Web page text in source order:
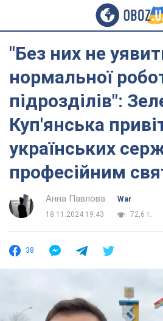
"Без них не
нормальної
підрозділів":
Куп'янська
українських
професійним
Анна Павлова
War
18.11.2024 19:43
72,6 т.
38